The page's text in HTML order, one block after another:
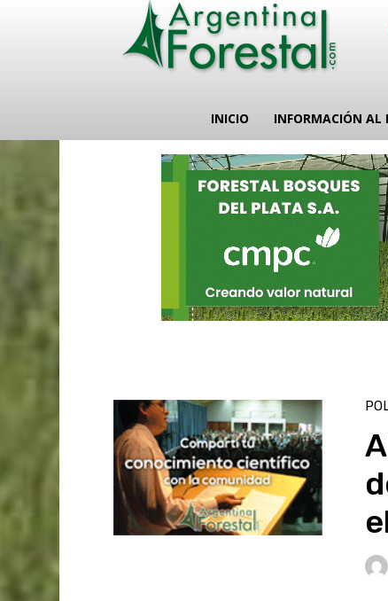
INICIO INFORMACIÓN AL